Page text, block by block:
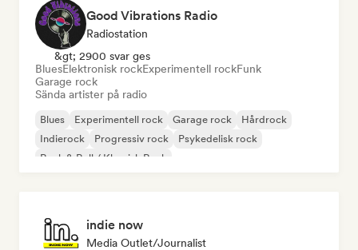
Good Vibrations Radio
Radiostation
&gt; 2900 svar ges
BluesElektronisk rockExperimentell rockFunk
Garage rock
Sända artister på radio
Blues Experimentell rock Garage rock
Hårdrock
Indierock
Progressiv rock
Psykedelisk rock
Rock & Roll / Klassisk Rock
indie now
Media Outlet/Journalist